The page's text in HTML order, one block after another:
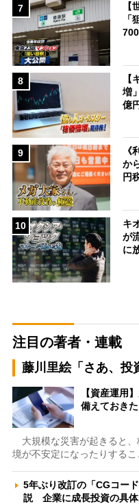
7
「
8
増
億
9
《
か
円
10
キ
が
に
注目の著者・連載
藤川里絵「さあ、投
【資産運用
備えておき
大規模な災害が起きると、
境が不安定になったりする
5年ぶり改訂の「CGコー
説 企業に成長投資の具